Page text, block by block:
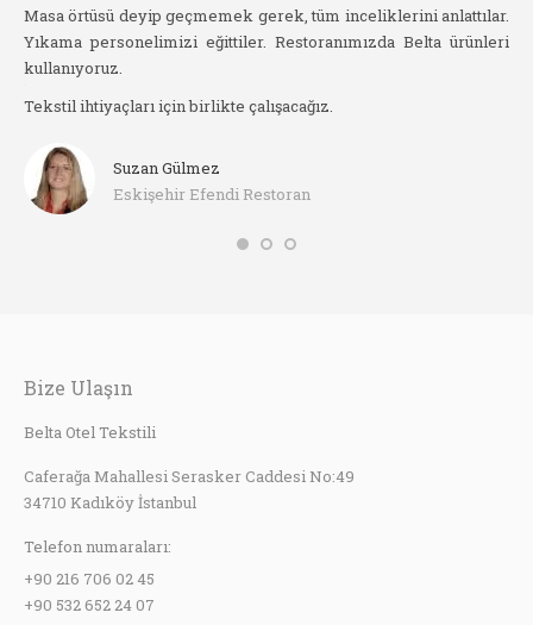
Masa örtüsü deyip geçmemek gerek, tüm inceliklerini anlattılar.
Yıkama personelimizi eğittiler. Restoranımızda Belta ürünleri
kullanıyoruz.
Tekstil ihtiyaçları için birlikte çalışacağız.
Suzan Gülmez
Eskişehir Efendi Restoran
Bize Ulaşın
Belta Otel Tekstili
Caferağa Mahallesi Serasker Caddesi No:49
34710 Kadıköy İstanbul
Telefon numaraları:
+90 216 706 02 45
+90 532 652 24 07